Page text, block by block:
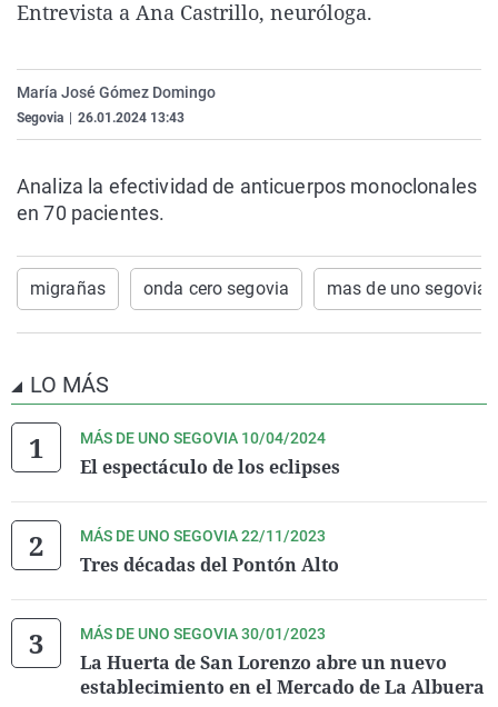
La rosa de los vientos
Caso
Operación Viuda
Extremadura
Navarra
Virales
Entrevista a Ana Castrillo, neuróloga.
María José Gómez Domingo
Segovia 26.01.2024 13:43
Analiza la efectividad de anticuerpos monoclonales
en 70 pacientes.
migrañas onda cero segovia mas de uno segovia
LO MÁS
MÁS DE UNO SEGOVIA 10/04/2024
El espectáculo de los eclipses
MÁS DE UNO SEGOVIA 22/11/2023
Tres décadas del Pontón Alto
MÁS DE UNO SEGOVIA 30/01/2023
La Huerta de San Lorenzo abre un nuevo
establecimiento en el Mercado de La Albuera